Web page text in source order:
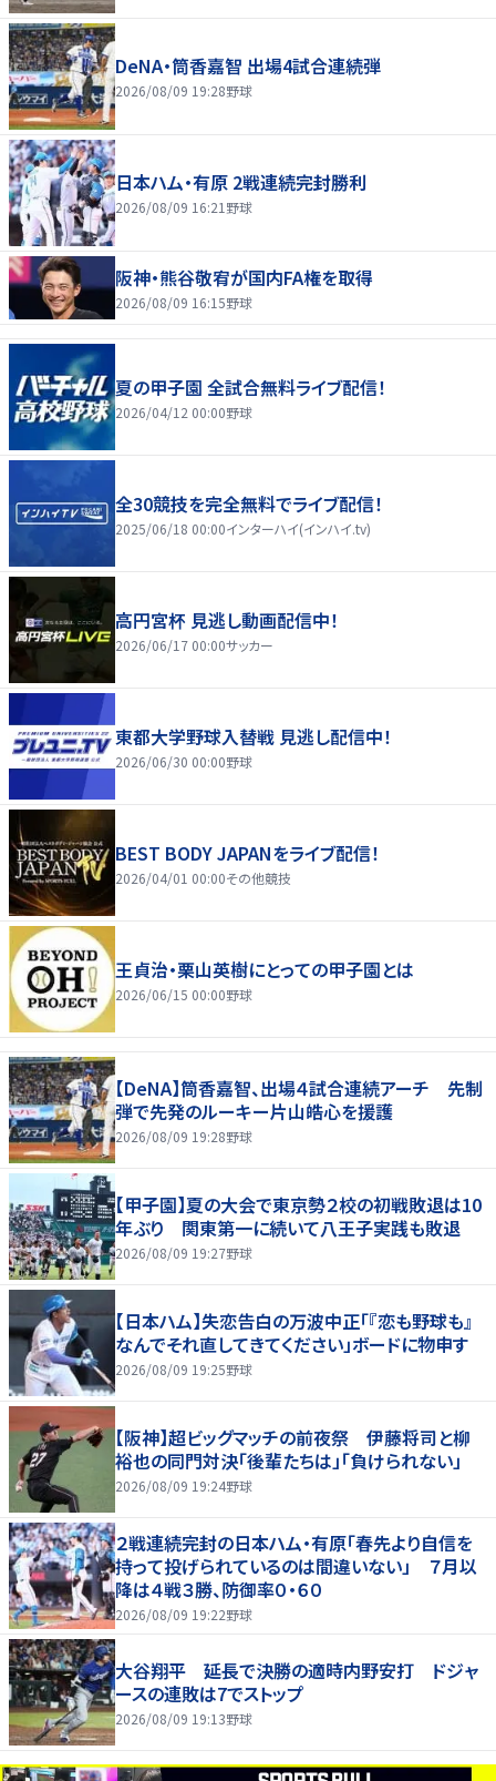
DeNA・筒香嘉智 出場4試合連続弾
2026/08/09 19:28野球
日本ハム・有原 2戦連続完封勝利
2026/08/09 16:21 野球
阪神・熊谷敬宥が国内FA権を取得
2026/08/09 16:15野球
夏の甲子園 全試合無料ライブ配信！
2026/04/12 00:00野球
全30競技を完全無料でライブ配信！
2025/06/18 00:00インターハイ(インハイ.tv)
高円宮杯 見逃し動画配信中！
2026/06/17 00:00サッカー
東都大学野球入替戦 見逃し配信中！
2026/06/30 00:00野球
BEST BODY JAPANをライブ配信！
2026/04/01 00:00その他競技
王貞治・栗山英樹にとっての甲子園とは
2026/06/15 00:00野球
【DeNA】筒香嘉智、出場４試合連続アーチ 先制
弾で先発のルーキー片山皓心を援護
2026/08/09 19:28野球
【甲子園】夏の大会で東京勢２校の初戦敗退は10
年ぶり 関東第一に続いて八王子実践も敗退
2026/08/09 19:27野球
【日本ハム】失恋告白の万波中正「『恋も野球も』
なんでそれ直してきてください」ボードに物申す
2026/08/09 19:25野球
【阪神】超ビッグマッチの前夜祭 伊藤将司と柳
裕也の同門対決「後輩たちは」「負けられない」
2026/08/09 19:24野球
２戦連続完封の日本ハム・有原「春先より自信を
持って投げられているのは間違いない」 ７月以
降は４戦３勝、防御率０・６０
2026/08/09 19:22野球
大谷翔平 延長で決勝の適時内野安打 ドジャ
ースの連敗は7でストップ
2026/08/09 19:13野球